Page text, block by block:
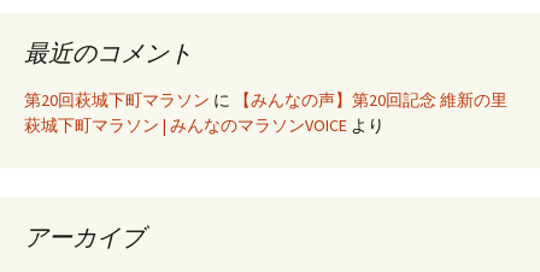
最近のコメント
第20回萩城下町マラソン に
【みんなの声】第20回記念 維新の里
萩城下町マラソン | みんなのマラソンVOICE より
アーカイブ